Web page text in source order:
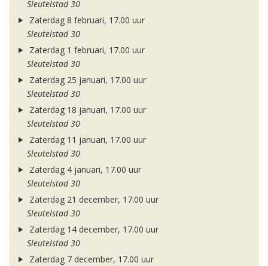
Sleutelstad 30
Zaterdag 8 februari, 17.00 uur
Sleutelstad 30
Zaterdag 1 februari, 17.00 uur
Sleutelstad 30
Zaterdag 25 januari, 17.00 uur
Sleutelstad 30
Zaterdag 18 januari, 17.00 uur
Sleutelstad 30
Zaterdag 11 januari, 17.00 uur
Sleutelstad 30
Zaterdag 4 januari, 17.00 uur
Sleutelstad 30
Zaterdag 21 december, 17.00 uur
Sleutelstad 30
Zaterdag 14 december, 17.00 uur
Sleutelstad 30
Zaterdag 7 december, 17.00 uur